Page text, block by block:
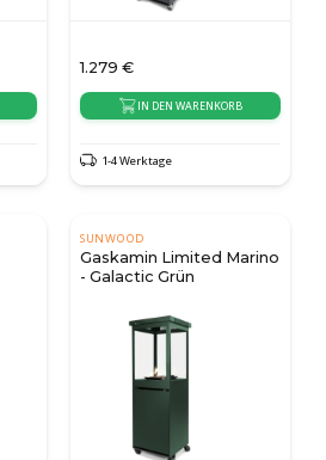
1.279 €
IN DEN WARENKORB
1-4 Werktage
SUNWOOD
Gaskamin Limited Marino
- Galactic Grün